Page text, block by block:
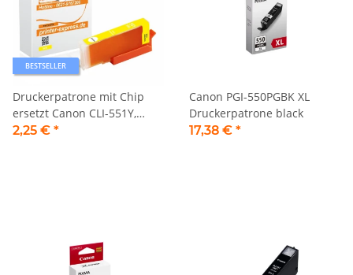
BESTSELLER
Druckerpatrone mit Chip
ersetzt Canon CLI-551Y,
CLI551 gelb
2,25 € *
Canon PGI-550PGBK XL
Druckerpatrone black
17,38 € *